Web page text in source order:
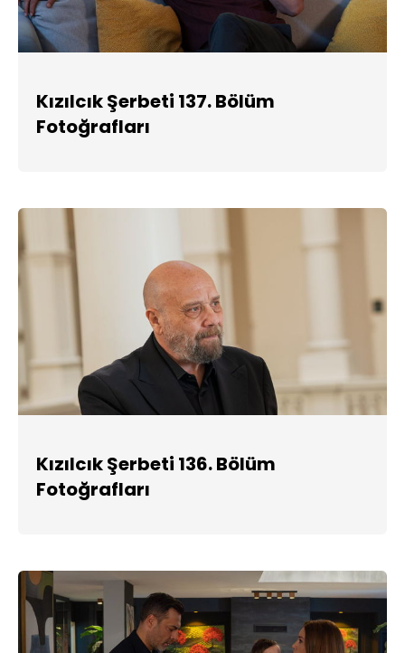
Kızılcık Şerbeti 137. Bölüm
Fotoğrafları
Kızılcık Şerbeti 136. Bölüm
Fotoğrafları